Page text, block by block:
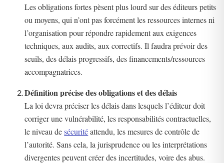
Les obligations fortes pèsent plus lourd sur des éditeurs petits
ou moyens, qui n’ont pas forcément les ressources internes ni
l’organisation pour répondre rapidement aux exigences
techniques, aux audits, aux correctifs. Il faudra prévoir des
seuils, des délais progressifs, des financements/ressources
accompagnatrices.
Définition précise des obligations et des délais
La loi devra préciser les délais dans lesquels l’éditeur doit
corriger une vulnérabilité, les responsabilités contractuelles,
le niveau desécuritéattendu, les mesures de contrôle de
l’autorité. Sans cela, la jurisprudence ou les interprétations
divergentes peuvent créer des incertitudes, voire des abus.